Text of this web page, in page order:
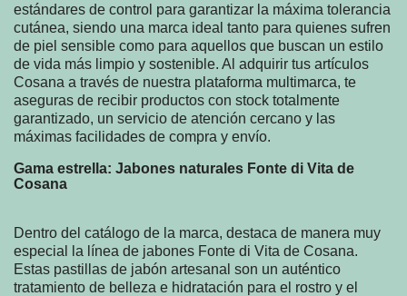
estándares de control para garantizar la máxima tolerancia
cutánea, siendo una marca ideal tanto para quienes sufren
de piel sensible como para aquellos que buscan un estilo
de vida más limpio y sostenible. Al adquirir tus artículos
Cosana a través de nuestra plataforma multimarca, te
aseguras de recibir productos con stock totalmente
garantizado, un servicio de atención cercano y las
máximas facilidades de compra y envío.
Gama estrella: Jabones naturales Fonte di Vita de
Cosana
Dentro del catálogo de la marca, destaca de manera muy
especial la línea de jabones Fonte di Vita de Cosana.
Estas pastillas de jabón artesanal son un auténtico
tratamiento de belleza e hidratación para el rostro y el